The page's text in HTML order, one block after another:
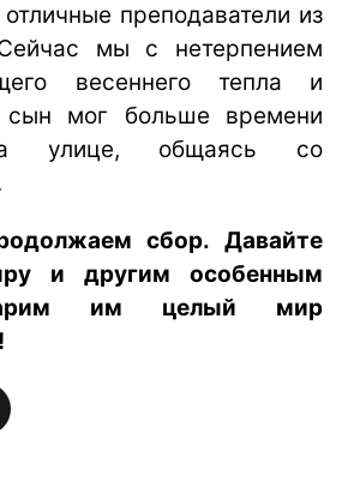
преподаватели из
мы с нетерпением
весеннего тепла и
сын мог больше времени
улице, общаясь со
сбор. Давайте
и другим особенным
им целый мир